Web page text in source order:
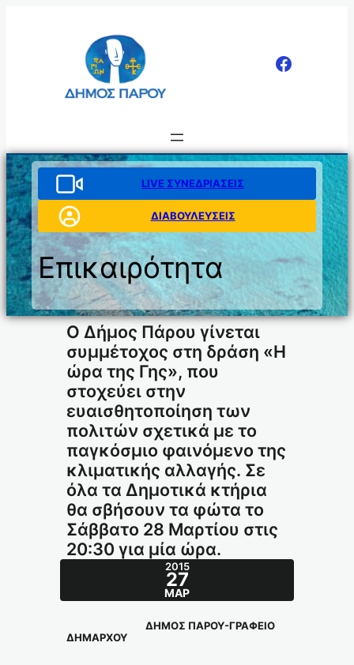
LIVE ΣΥΝΕΔΡΙΑΣΕΙΣ
ΔΙΑΒΟΥΛΕΥΣΕΙΣ
Επικαιρότητα
Ο Δήμος Πάρου γίνεται
συμμέτοχος στη δράση «Η
ώρα της Γης», που
στοχεύει στην
ευαισθητοποίηση των
πολιτών σχετικά με το
παγκόσμιο φαινόμενο της
κλιματικής αλλαγής. Σε
όλα τα Δημοτικά κτήρια
θα σβήσουν τα φώτα το
Σάββατο 28 Μαρτίου στις
20:30 για μία ώρα.
2015
27
ΜΑΡ
ΔΗΜΟΣ ΠΑΡΟΥ-ΓΡΑΦΕΙΟ
ΔΗΜΑΡΧΟΥ